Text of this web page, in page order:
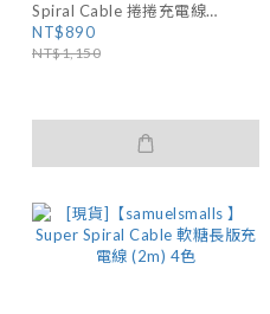
Spiral Cable 捲捲充電線
(1.5M) 6色
NT$890
NT$1,150